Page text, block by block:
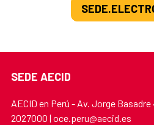
SEDE AECID
AECID en Perú - Av. Jorge Basadre
2027000 | oce.peru@aecid.es